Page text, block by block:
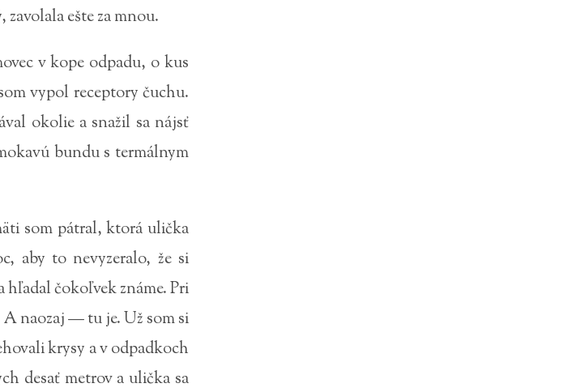
ešte za mnou.
v kope odpadu, o kus
vypol receptory čuchu.
okolie a snažil sa nájsť
bundu s termálnym
som pátral, ktorá ulička
aby to nevyzeralo, že si
čokoľvek známe. Pri
naozaj — tu je. Už som si
krysy a v odpadkoch
desať metrov a ulička sa